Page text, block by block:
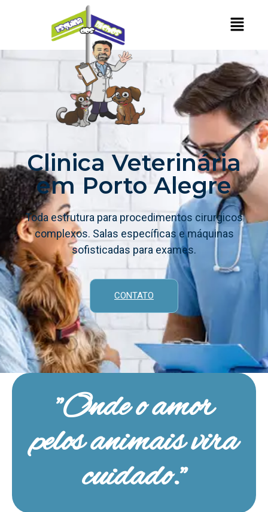
Clinica Veterinária
em Porto Alegre
Toda estrutura para procedimentos cirurgicos
complexos. Salas específicas e máquinas
sofisticadas para exames.
CONTATO
"Onde o amor
pelos animais vira
cuidado."